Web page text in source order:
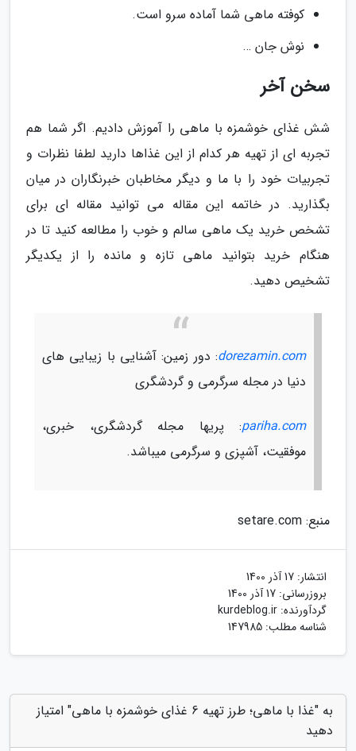
کوفته ماهی شما آماده سرو است.
نوش جان …
سخن آخر
شش غذای خوشمزه با ماهی را آموزش دادیم. اگر شما هم
تجربه ای از تهیه هر کدام از این غذاها دارید لطفا نظرات و
تجربیات خود را با ما و دیگر مخاطبان خبرنگاران در میان
بگذارید. در خاتمه این مقاله می توانید مقاله ای برای
تشخص خرید یک ماهی سالم و خوب را مطالعه کنید تا در
هنگام خرید بتوانید ماهی تازه و مانده را از یکدیگر
تشخیص دهید.
dorezamin.com: دور زمین: آشنایی با زیبایی های
دنیا در مجله سرگرمی و گردشگری
pariha.com: پریها مجله گردشگری، خبری،
موفقیت، آشپزی و سرگرمی میباشد.
منبع: setare.com
انتشار: 17 آذر 1400
بروزرسانی: 17 آذر 1400
گردآورنده: kurdeblog.ir
شناسه مطلب: 147985
به "غذا با ماهی؛ طرز تهیه 6 غذای خوشمزه با ماهی" امتیاز
دهید